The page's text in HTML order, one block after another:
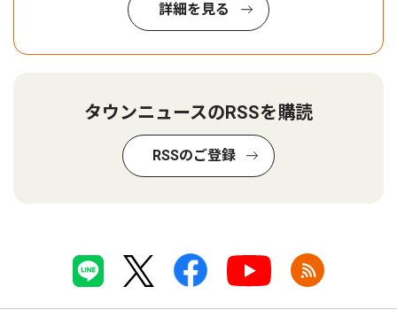
詳細を見る
タウンニュースのRSSを購読
RSSのご登録